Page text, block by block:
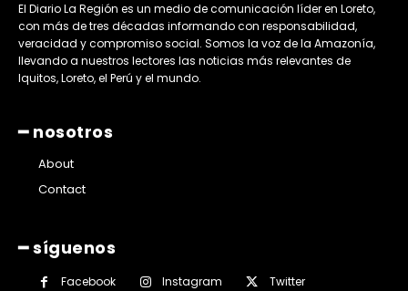
El Diario La Región es un medio de comunicación líder en Loreto,
con más de tres décadas informando con responsabilidad,
veracidad y compromiso social. Somos la voz de la Amazonía,
llevando a nuestros lectores las noticias más relevantes de
Iquitos, Loreto, el Perú y el mundo.
━ nosotros
About
Contact
━ síguenos
Facebook Instagram
Twitter